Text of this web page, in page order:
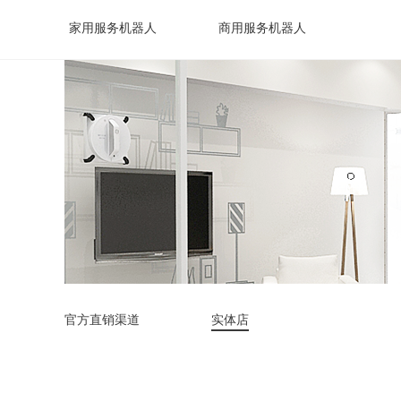
家用服务机器人 商用服务机器人
官方直销渠道 实体店